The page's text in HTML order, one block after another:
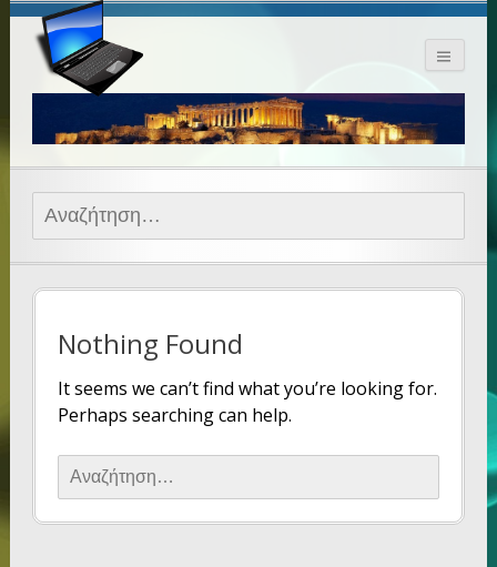
Αναζήτηση για:
Nothing Found
It seems we can’t find what you’re looking for.
Perhaps searching can help.
Αναζήτηση για: